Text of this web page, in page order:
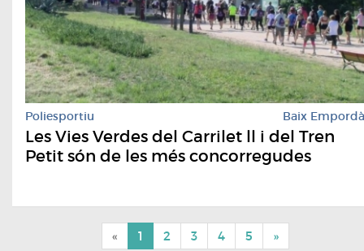
Poliesportiu Baix Empordà
Les Vies Verdes del Carrilet ll i del Tren
Petit són de les més concorregudes
« 1 2 3 4 5 »